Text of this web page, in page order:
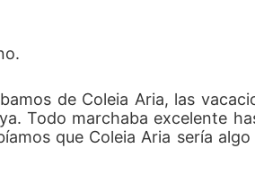
de Coleia Aria, las
Todo marchaba excelente
que Coleia Aria sería